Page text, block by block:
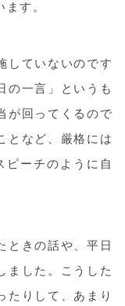
す。
していないのです
の一言」というも
が回ってくるので
となど、厳格には
ピーチのように自
ときの話や、平日
ました。こうした
たりして、あまり